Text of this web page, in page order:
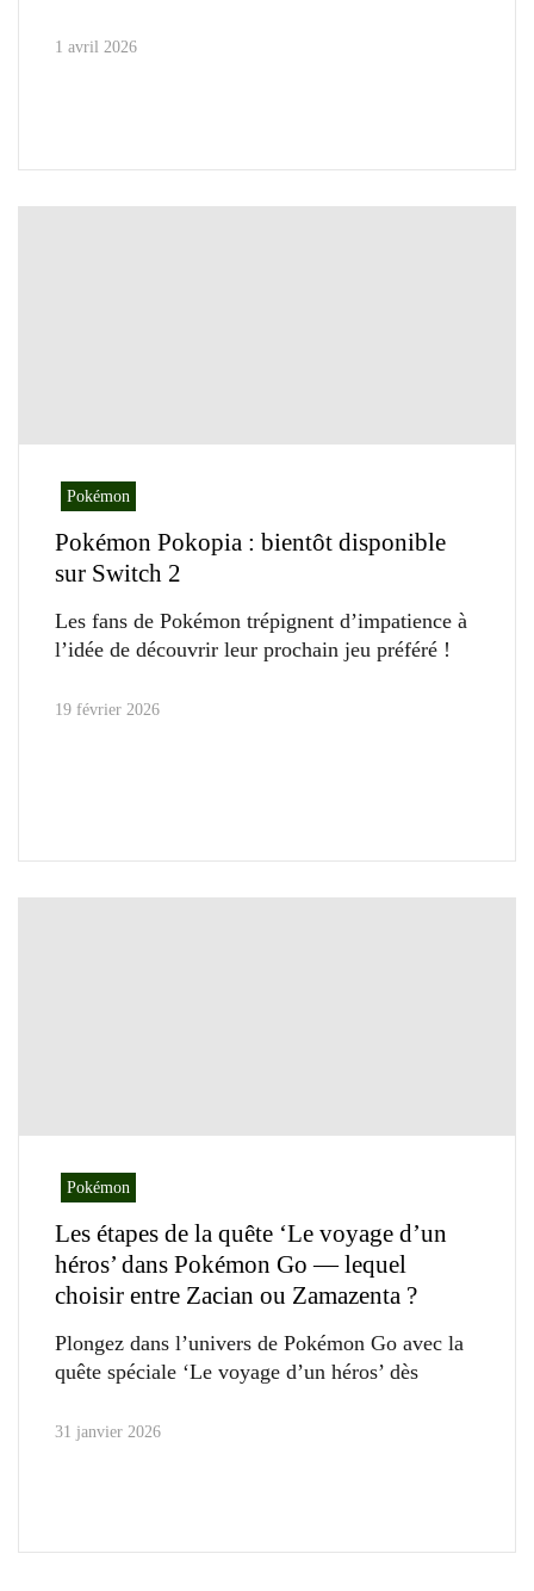
1 avril 2026
Pokémon
Pokémon Pokopia : bientôt disponible
sur Switch 2
Les fans de Pokémon trépignent d’impatience à
l’idée de découvrir leur prochain jeu préféré !
19 février 2026
Pokémon
Les étapes de la quête ‘Le voyage d’un
héros’ dans Pokémon Go — lequel
choisir entre Zacian ou Zamazenta ?
Plongez dans l’univers de Pokémon Go avec la
quête spéciale ‘Le voyage d’un héros’ dès
31 janvier 2026